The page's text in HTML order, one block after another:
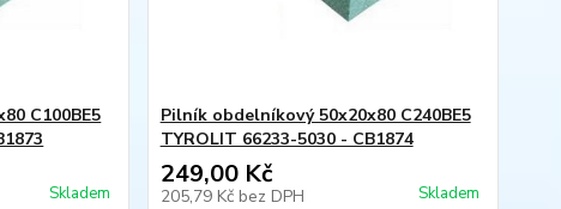
C100BE5
Skladem
Pilník obdelníkový 50x20x80 C240BE5
TYROLIT 66233-5030 - CB1874
249,00 Kč
205,79 Kč bez DPH Skladem